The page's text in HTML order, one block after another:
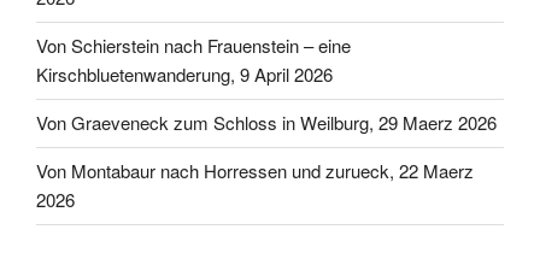
Von Schierstein nach Frauenstein – eine
Kirschbluetenwanderung, 9 April 2026
Von Graeveneck zum Schloss in Weilburg, 29 Maerz 2026
Von Montabaur nach Horressen und zurueck, 22 Maerz
2026